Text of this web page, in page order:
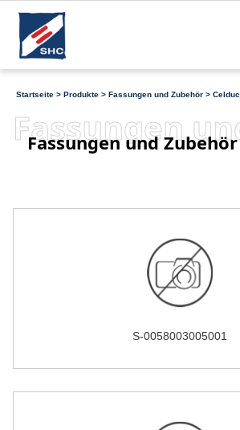
Startseite > Produkte > Fassungen und Zubehör > Celduc
Fassungen und Zubehör
S-0058003005001